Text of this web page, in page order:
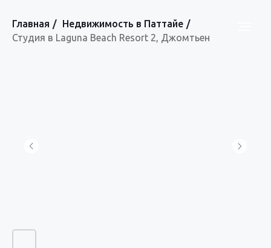
Главная / Недвижимость в Паттайе /
Студия в Laguna Beach Resort 2, Джомтьен